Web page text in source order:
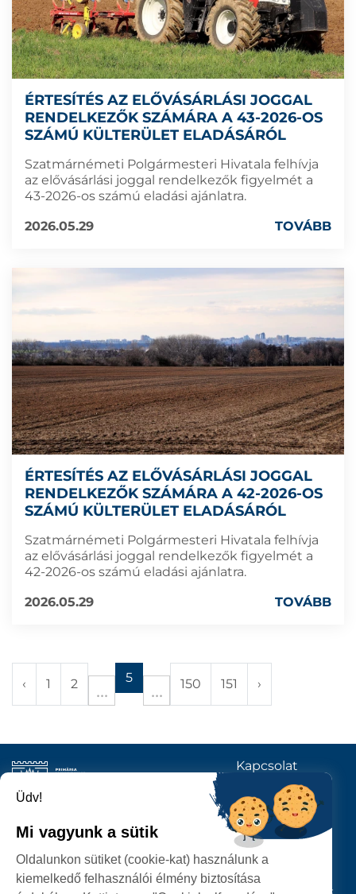
ÉRTESÍTÉS AZ ELŐVÁSÁRLÁSI JOGGAL
RENDELKEZŐK SZÁMÁRA A 43-2026-OS
SZÁMÚ KÜLTERÜLET ELADÁSÁRÓL
Szatmárnémeti Polgármesteri Hivatala felhívja
az elővásárlási joggal rendelkezők figyelmét a
43-2026-os számú eladási ajánlatra.
2026.05.29
TOVÁBB
ÉRTESÍTÉS AZ ELŐVÁSÁRLÁSI JOGGAL
RENDELKEZŐK SZÁMÁRA A 42-2026-OS
SZÁMÚ KÜLTERÜLET ELADÁSÁRÓL
Szatmárnémeti Polgármesteri Hivatala felhívja
az elővásárlási joggal rendelkezők figyelmét a
42-2026-os számú eladási ajánlatra.
2026.05.29
TOVÁBB
‹ 1 2 5 150 151 ›
SZATMÁRNÉMETI
POLGÁRMESTERI HIVATAL
Kapcsolat
KÖVESSENEK
Üdv!
Mi vagyunk a sütik
Oldalunkon sütiket (cookie-kat) használunk a
kiemelkedő felhasználói élmény biztosítása